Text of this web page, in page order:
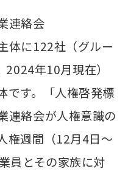
連絡会
体に122社（グルー
年10月現在）
です。「人権啓発標
連絡会が人権意識の
権週間（12月4日～
員とその家族に対